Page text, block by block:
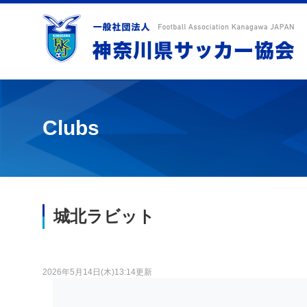
Clubs
城北ラビット
2026年5月14日(木)13:14更新